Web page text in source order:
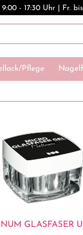
9:00 - 17:30 Uhr | Fr.
Pflege
GLASFASER